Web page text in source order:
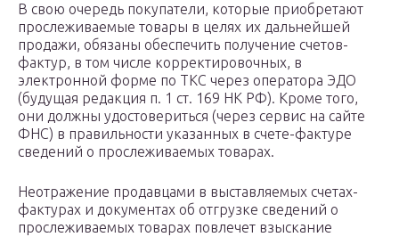
В свою очередь покупатели, которые приобретают
прослеживаемые товары в целях их дальнейшей
продажи, обязаны обеспечить получение счетов-
фактур, в том числе корректировочных, в
электронной форме по ТКС через оператора ЭДО
(будущая редакция п. 1 ст. 169 НК РФ). Кроме того,
они должны удостовериться (через сервис на сайте
ФНС) в правильности указанных в счете-фактуре
сведений о прослеживаемых товарах.
Неотражение продавцами в выставляемых счетах-
фактурах и документах об отгрузке сведений о
прослеживаемых товарах повлечет взыскание